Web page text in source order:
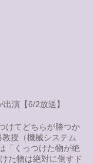
演【6/2放送】
けてどちらが勝つか
授（機械システム
「くっつけた物が絶
た物は絶対に倒すド